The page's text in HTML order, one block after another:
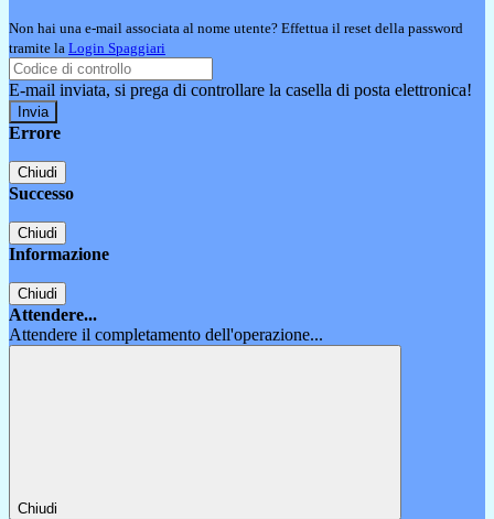
Non hai una e-mail associata al nome utente? Effettua il reset della password
tramite la Login Spaggiari
E-mail inviata, si prega di controllare la casella di posta elettronica!
Errore
Chiudi
Successo
Chiudi
Informazione
Chiudi
Attendere...
Attendere il completamento dell'operazione...
Chiudi